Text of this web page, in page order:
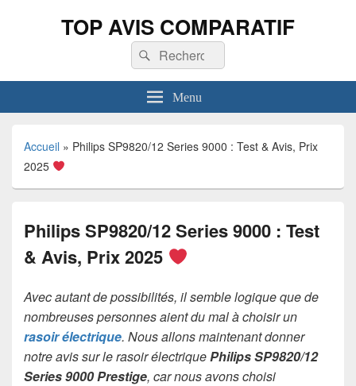
TOP AVIS COMPARATIF
Recherche :
Rechercher
Menu
Accueil » Philips SP9820/12 Series 9000 : Test & Avis, Prix
2025
Philips SP9820/12 Series 9000 : Test
& Avis, Prix 2025
Avec autant de possibilités, il semble logique que de
nombreuses personnes aient du mal à choisir un
rasoir électrique. Nous allons maintenant donner
notre avis sur le rasoir électriquePhilips SP9820/12
Series 9000 Prestige, car nous avons choisi